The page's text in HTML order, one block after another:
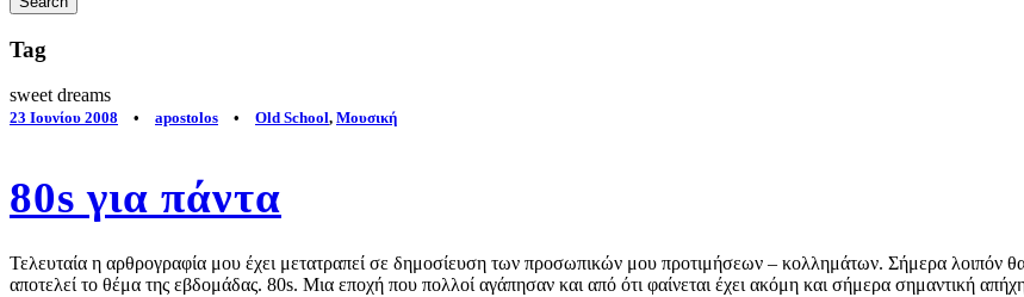
Tag
sweet dreams
23 Ιουνίου 2008 • apostolos • Old School, Μουσική
80s για πάντα
Τελευταία η αρθρογραφία μου έχει μετατραπεί σε δημοσίευση των προσωπικών μου προτιμήσεων – κολλημάτων. Σήμερα
αποτελεί το θέμα της εβδομάδας. 80s. Μια εποχή που πολλοί αγάπησαν και από ότι φαίνεται έχει ακόμη και σήμερα σημαντική